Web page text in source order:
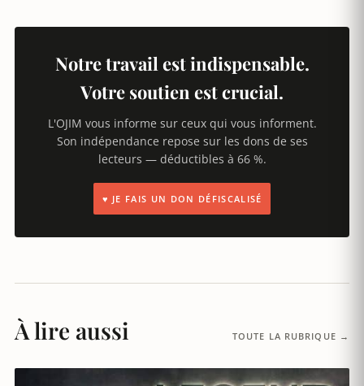
Notre travail est indispensable.
Votre soutien est crucial.
L'OJIM vous informe sur ceux qui vous informent.
Son indépendance repose sur les dons de ses
lecteurs — déductibles à 66 %.
♥ JE FAIS UN DON DÉFISCALISÉ
À lire aussi TOUTE LA RUBRIQUE →